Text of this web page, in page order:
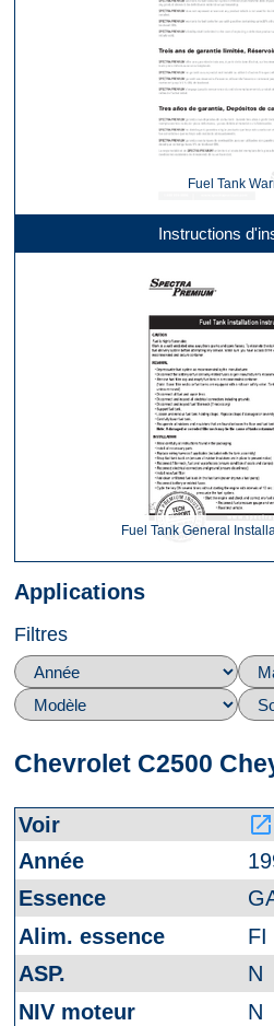
Fuel Tank
Instructions
Fuel Tank General
Applications
Filtres
Chevrolet C2500
launch
FI
N
N